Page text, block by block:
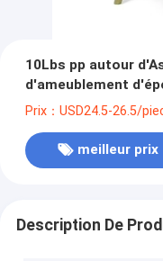
10Lbs pp autour
d'ameublement
Chair With High
Prix：USD24.5-26.5/
meilleur prix
Description De